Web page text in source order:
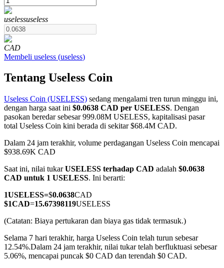
COIN-M Berjangka
Mata Uang Kripto Berjangka
TradFi
Derivatif saham, forex, logam mulia, dan komoditas
uselessuseless
CAD
Membeli useless (useless)
Tentang Useless Coin
Useless Coin (USELESS) sedang mengalami tren turun minggu ini,
dengan harga saat ini $0.0638 CAD per USELESS. Dengan
pasokan beredar sebesar 999.08M USELESS, kapitalisasi pasar
total Useless Coin kini berada di sekitar $68.4M CAD.
Dalam 24 jam terakhir, volume perdagangan Useless Coin mencapai
$938.69K CAD
Saat ini, nilai tukarUSELESS terhadap CAD adalah $0.0638
CAD untuk 1 USELESS. Ini berarti:
1USELESS=$0.0638CAD
$1CAD=15.67398119USELESS
(Catatan: Biaya pertukaran dan biaya gas tidak termasuk.)
Selama 7 hari terakhir, harga Useless Coin telah turun sebesar
12.54%.Dalam 24 jam terakhir, nilai tukar telah berfluktuasi sebesar
5.06%, mencapai puncak $0 CAD dan terendah $0 CAD.